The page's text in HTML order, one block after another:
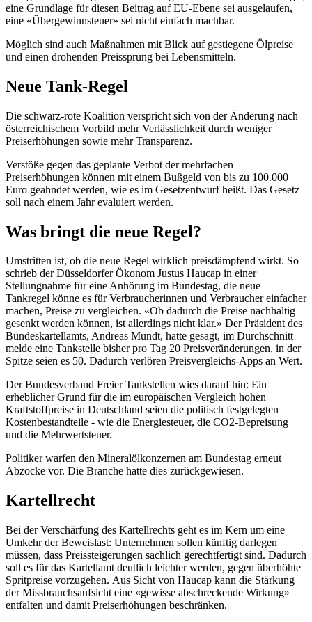
eine Grundlage für diesen Beitrag auf EU-Ebene sei ausgelaufen,
eine «Übergewinnsteuer» sei nicht einfach machbar.
Möglich sind auch Maßnahmen mit Blick auf gestiegene Ölpreise
und einen drohenden Preissprung bei Lebensmitteln.
Neue Tank-Regel
Die schwarz-rote Koalition verspricht sich von der Änderung nach
österreichischem Vorbild mehr Verlässlichkeit durch weniger
Preiserhöhungen sowie mehr Transparenz.
Verstöße gegen das geplante Verbot der mehrfachen
Preiserhöhungen können mit einem Bußgeld von bis zu 100.000
Euro geahndet werden, wie es im Gesetzentwurf heißt. Das Gesetz
soll nach einem Jahr evaluiert werden.
Was bringt die neue Regel?
Umstritten ist, ob die neue Regel wirklich preisdämpfend wirkt. So
schrieb der Düsseldorfer Ökonom Justus Haucap in einer
Stellungnahme für eine Anhörung im Bundestag, die neue
Tankregel könne es für Verbraucherinnen und Verbraucher einfacher
machen, Preise zu vergleichen. «Ob dadurch die Preise nachhaltig
gesenkt werden können, ist allerdings nicht klar.» Der Präsident des
Bundeskartellamts, Andreas Mundt, hatte gesagt, im Durchschnitt
melde eine Tankstelle bisher pro Tag 20 Preisveränderungen, in der
Spitze seien es 50. Dadurch verlören Preisvergleichs-Apps an Wert.
Der Bundesverband Freier Tankstellen wies darauf hin: Ein
erheblicher Grund für die im europäischen Vergleich hohen
Kraftstoffpreise in Deutschland seien die politisch festgelegten
Kostenbestandteile - wie die Energiesteuer, die CO2-Bepreisung
und die Mehrwertsteuer.
Politiker warfen den Mineralölkonzernen am Bundestag erneut
Abzocke vor. Die Branche hatte dies zurückgewiesen.
Kartellrecht
Bei der Verschärfung des Kartellrechts geht es im Kern um eine
Umkehr der Beweislast: Unternehmen sollen künftig darlegen
müssen, dass Preissteigerungen sachlich gerechtfertigt sind. Dadurch
soll es für das Kartellamt deutlich leichter werden, gegen überhöhte
Spritpreise vorzugehen. Aus Sicht von Haucap kann die Stärkung
der Missbrauchsaufsicht eine «gewisse abschreckende Wirkung»
entfalten und damit Preiserhöhungen beschränken.